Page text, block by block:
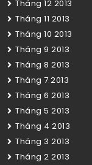
Tháng 12 2013
Tháng 11 2013
Tháng 10 2013
Tháng 9 2013
Tháng 8 2013
Tháng 7 2013
Tháng 6 2013
Tháng 5 2013
Tháng 4 2013
Tháng 3 2013
Tháng 2 2013